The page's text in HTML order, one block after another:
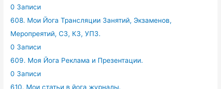
0 Записи
608. Мои Йога Трансляции Занятий, Экзаменов,
Меропреятий, СЗ, КЗ, УПЗ.
0 Записи
609. Моя Йога Реклама и Презентации.
0 Записи
610. Мои статьи в йога журналы.